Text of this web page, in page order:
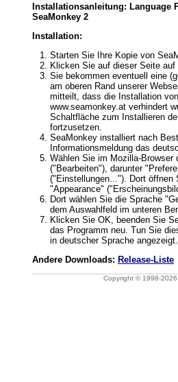
Installationsanleitung: Language
SeaMonkey 2
Installation:
Starten Sie Ihre Kopie von
Klicken Sie auf dieser Seite
Sie bekommen eventuell eine
am oberen Rand unserer
mitteilt, dass die Installation
www.seamonkey.at verhindert
Schaltfläche zum Installieren
fortzusetzen.
SeaMonkey installiert nach
Informationsmeldung das
Wählen Sie im Mozilla-Browser
("Bearbeiten"), darunter
("Einstellungen..."). Dort öffnen
"Appearance"
Dort wählen Sie die Sprache
dem Auswahlfeld im unteren
Klicken Sie OK, beenden Sie
das Programm neu. Tun Sie
in deutscher Sprache angezeigt.
Andere Downloads: Release-Liste
Copyright © 1998-